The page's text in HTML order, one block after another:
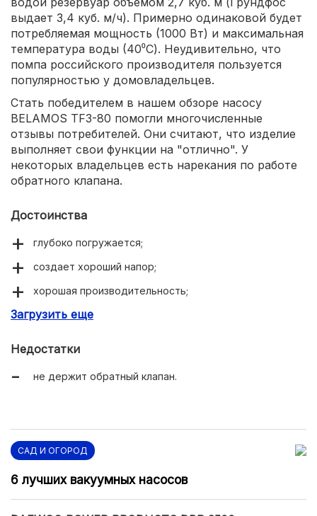
выдает 3,4 куб. м/ч). Примерно одинаковой будет
потребляемая мощность (1000 Вт) и максимальная
температура воды (40⁰С). Неудивительно, что
помпа российского производителя пользуется
популярностью у домовладельцев.
Стать победителем в нашем обзоре насосу
BELAMOS TF3-80 помогли многочисленные
отзывы потребителей. Они считают, что изделие
выполняет свои функции на "отлично". У
некоторых владельцев есть нарекания по работе
обратного клапана.
Достоинства
глубоко погружается;
создает хороший напор;
хорошая производительность;
демократичная цена.
Загрузить еще
Недостатки
не держит обратный клапан.
САД И ОГОРОД
6 лучших вакуумных насосов